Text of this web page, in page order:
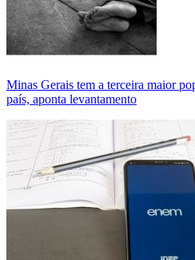
Minas Gerais tem a terceira maior
país, aponta levantamento